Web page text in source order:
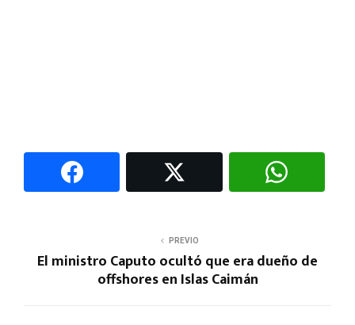
PREVIO
El ministro Caputo ocultó que era dueño de
offshores en Islas Caimán